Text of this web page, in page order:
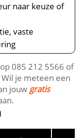
naar keuze of
vaste
085 212 5566 of
je meteen een
jouwgratis